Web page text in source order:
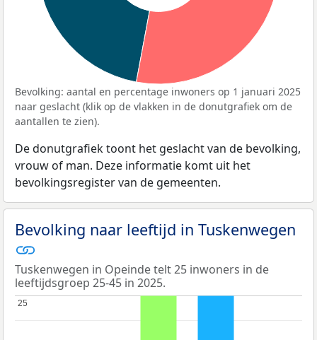
Bevolking: aantal en percentage inwoners op 1 januari 2025
naar geslacht (klik op de vlakken in de donutgrafiek om de
aantallen te zien).
De donutgrafiek toont het geslacht van de bevolking,
vrouw of man. Deze informatie komt uit het
bevolkingsregister van de gemeenten.
Bevolking naar leeftijd in Tuskenwegen
Tuskenwegen in Opeinde telt 25 inwoners in de
leeftijdsgroep 25-45 in 2025.
25
25